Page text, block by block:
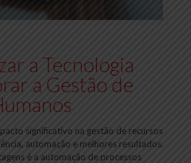
a Tecnologia
a Gestão de
significativo na gestão de recursos
automação e melhores resultados.
é a automação de processos